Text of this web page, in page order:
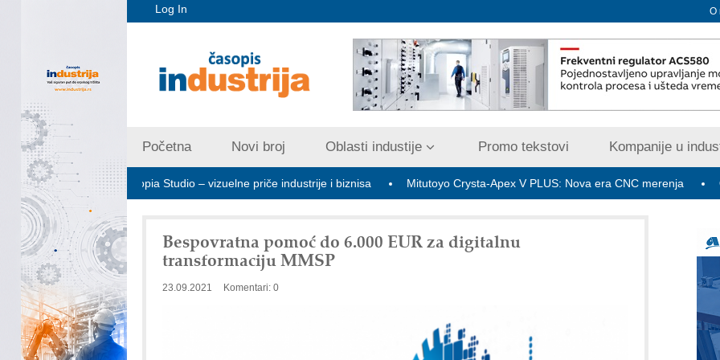
Log In O
Početna Novi broj Oblasti industije Promo tekstovi Kompanije u
Art Utopia Studio – vizuelne priče industrije i biznisa Mitutoyo Crysta-Apex V PLUS: Nova era CNC merenja OBO
Bespovratna pomoć do 6.000 EUR za digitalnu
transformaciju MMSP
23.09.2021 Komentari: 0